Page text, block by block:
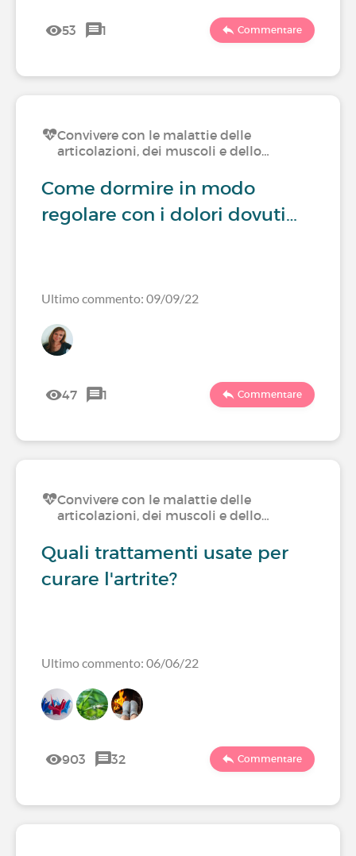
53 1 Commentare
Convivere con le malattie delle
articolazioni, dei muscoli e dello…
Come dormire in modo
regolare con i dolori dovuti…
Ultimo commento: 09/09/22
47 1 Commentare
Convivere con le malattie delle
articolazioni, dei muscoli e dello…
Quali trattamenti usate per
curare l'artrite?
Ultimo commento: 06/06/22
903 32 Commentare